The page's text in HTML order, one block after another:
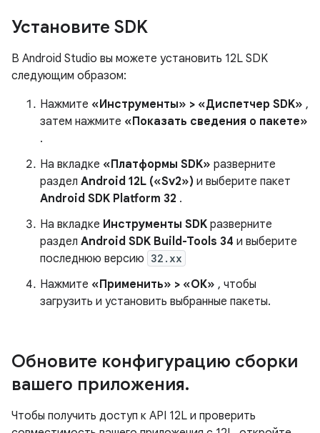
Установите SDK
В Android Studio вы можете установить 12L SDK
следующим образом:
Нажмите «Инструменты» > «Диспетчер SDK» ,
затем нажмите «Показать сведения о пакете»
.
На вкладке «Платформы SDK» разверните
раздел Android 12L («Sv2») и выберите пакет
Android SDK Platform 32 .
На вкладке Инструменты SDK разверните
раздел Android SDK Build-Tools 34 и выберите
последнюю версию 32.xx
Нажмите «Применить» > «ОК» , чтобы
загрузить и установить выбранные пакеты.
Обновите конфигурацию сборки
вашего приложения.
Чтобы получить доступ к API 12L и проверить